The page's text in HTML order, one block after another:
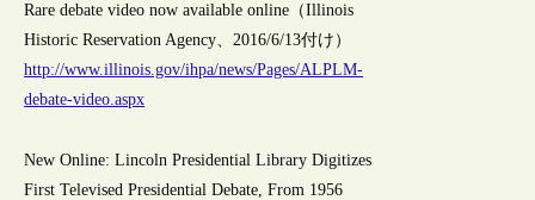
Rare debate video now available online（Illinois
Historic Reservation Agency、2016/6/13付け）
http://www.illinois.gov/ihpa/news/Pages/ALPLM-
debate-video.aspx
New Online: Lincoln Presidential Library Digitizes
First Televised Presidential Debate, From 1956